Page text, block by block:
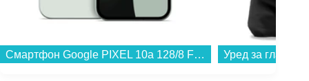
Смартфон Google PIXEL 10a 128/8 FOG , 128 GB, 8 GB...